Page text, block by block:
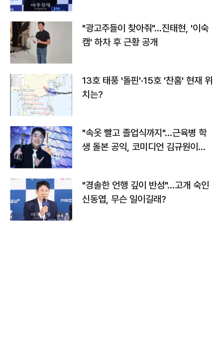
"광고주들이 찾아줘"…진태현, '이숙
캠' 하차 후 근황 공개
13호 태풍 '돌핀'·15호 '찬홈' 현재 위
치는?
"속옷 빨고 졸업식까지"…근육병 학
생 돌본 공익, 코미디언 김규원이었
"경솔한 언행 깊이 반성"…고개 숙인
신동엽, 무슨 일이길래?